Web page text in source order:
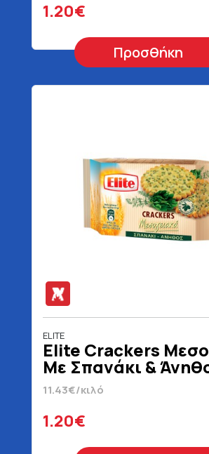
1.20€
Προσθήκη
ELITE
Elite Crackers
Με Σπανάκι &
11.43€/κιλό
1.20€